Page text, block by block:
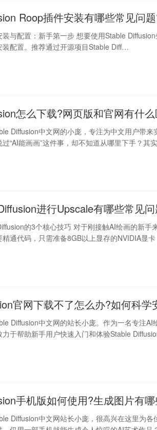
Roop插件安装有哪些常见问
与配置：新手第一步 想要使用Stable
装配置。推荐通过开源项目Stable Diff…
怎么下载?网页版和官网有什
Diffusion中文网的小庞，专注为中文用户带来
“AI能画画”这件事，却不知道从哪里下手？其
进行Upscale有哪些常见
的3个核心技巧 对于刚接触AI绘画的新手
精通代码，只需准备8GB以上显存的NVIDIA显
官网下载不了怎么办?如何科学
Diffusion中文网的站长小庞。作为一名专注AI
力于帮助新手用户快速入门和体验Stable
手机版如何使用?生成图片有
Diffusion中文网站长小庞，很高兴在这里为各